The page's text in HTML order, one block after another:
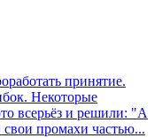
принятие.
Некоторые
всерьёз и решили: "А
промахи частью...